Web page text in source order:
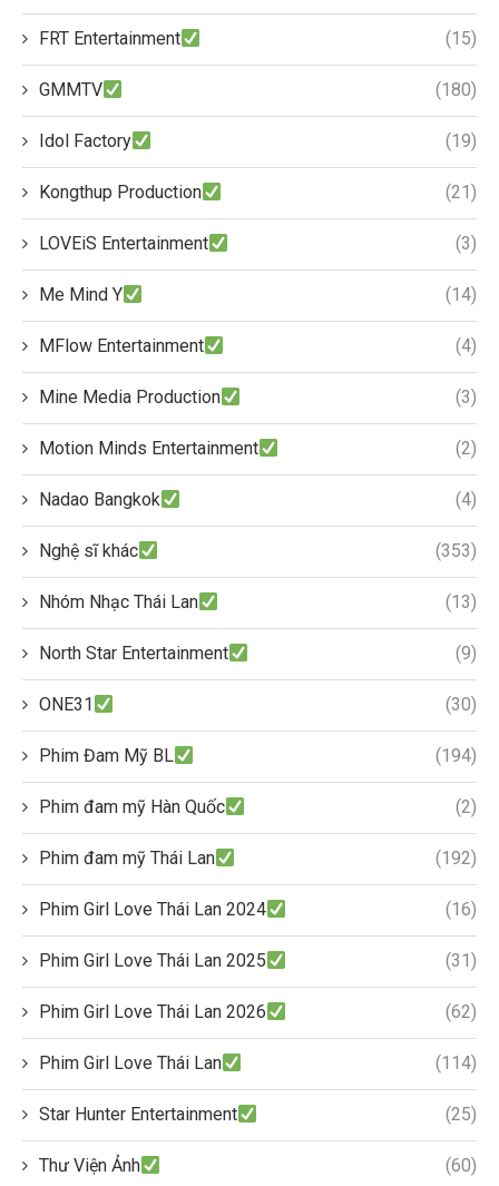
FRT Entertainment (15)
GMMTV (180)
Idol Factory (19)
Kongthup Production (21)
LOVEiS Entertainment (3)
Me Mind Y (14)
MFlow Entertainment (4)
Mine Media Production (3)
Motion Minds Entertainment (2)
Nadao Bangkok (4)
Nghệ sĩ khác (353)
Nhóm Nhạc Thái Lan (13)
North Star Entertainment (9)
ONE31 (30)
Phim Đam Mỹ BL (194)
Phim đam mỹ Hàn Quốc (2)
Phim đam mỹ Thái Lan (192)
Phim Girl Love Thái Lan 2024 (16)
Phim Girl Love Thái Lan 2025 (31)
Phim Girl Love Thái Lan 2026 (62)
Phim Girl Love Thái Lan (114)
Star Hunter Entertainment (25)
Thư Viện Ảnh (60)